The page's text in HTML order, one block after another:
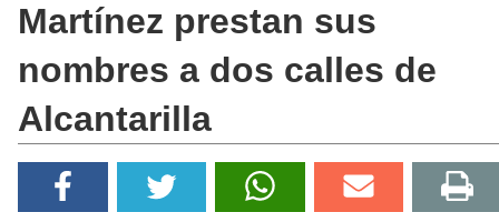
Martínez prestan sus
nombres a dos calles de
Alcantarilla